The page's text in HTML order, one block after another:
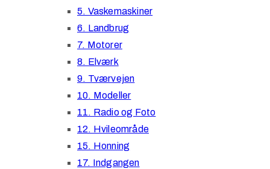
5. Vaskemaskiner
6. Landbrug
7. Motorer
8. Elværk
9. Tværvejen
10. Modeller
11. Radio og Foto
12. Hvileområde
15. Honning
17. Indgangen